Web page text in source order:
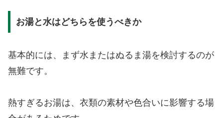
お湯と水はどちらを使うべきか
基本的には、まず水またはぬるま湯を検討するのが
無難です。
熱すぎるお湯は、衣類の素材や色合いに影響する場